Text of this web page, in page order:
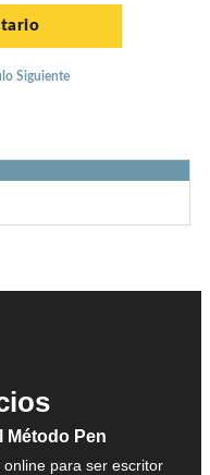
Siguiente
de los mares
Método Pen
para ser escritor